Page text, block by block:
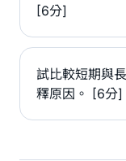
[6分]
試比較短期與
釋原因。 [6分]